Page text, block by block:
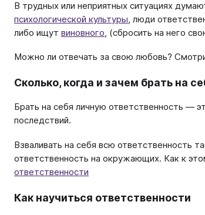
В трудных или неприятных ситуациях
психологической культуры , люди
либо ищут виновного , (сбросить на него
Можно ли отвечать за свою любовь?
Сколько, когда и зачем брать на
Брать на себя личную ответственность ―
последствий.
Взваливать на себя всю ответственность
ответственность на окружающих. Как к
ответственности
Как научиться ответственности